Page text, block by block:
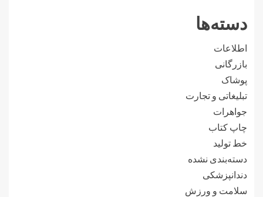
دسته‌ها
اطلاعات
بازرگانی
پوشاک
تبلیغاتی و تجارت
جواهرات
چاپ کتاب
خط تولید
دسته‌بندی نشده
دندانپزشکی
سلامت و ورزش